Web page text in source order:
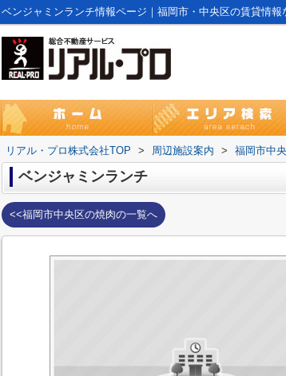
ベンジャミンランチ情報ページ｜福岡市・中央区の賃貸情
リアル・プロ株式会社TOP > 周辺施設案内 > 福岡市中
ベンジャミンランチ
<<福岡市中央区の焼肉の一覧へ